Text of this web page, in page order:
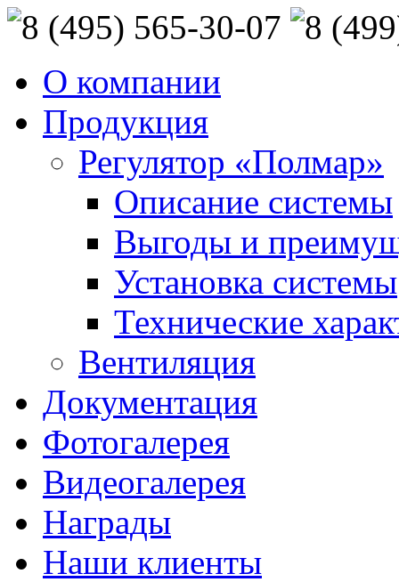
О компании
Продукция
Регулятор «Полмар»
Описание системы
Выгоды и
Установка системы
Технические
Вентиляция
Документация
Фотогалерея
Видеогалерея
Награды
Наши клиенты